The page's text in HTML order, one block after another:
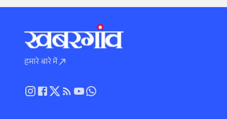
हमारे बारे में